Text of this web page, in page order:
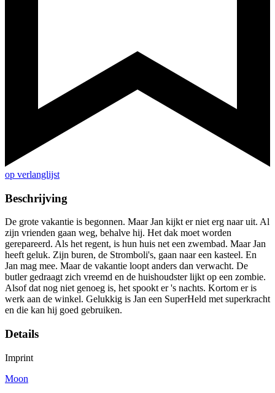
op verlanglijst
Beschrijving
De grote vakantie is begonnen. Maar Jan kijkt er niet erg naar uit. Al
zijn vrienden gaan weg, behalve hij. Het dak moet worden
gerepareerd. Als het regent, is hun huis net een zwembad. Maar Jan
heeft geluk. Zijn buren, de Stromboli's, gaan naar een kasteel. En
Jan mag mee. Maar de vakantie loopt anders dan verwacht. De
butler gedraagt zich vreemd en de huishoudster lijkt op een zombie.
Alsof dat nog niet genoeg is, het spookt er 's nachts. Kortom er is
werk aan de winkel. Gelukkig is Jan een SuperHeld met superkracht
en die kan hij goed gebruiken.
Details
Imprint
Moon